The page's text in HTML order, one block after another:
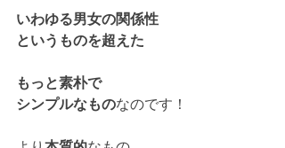
いわゆる男女の関係性
というものを超えた
もっと素朴で
シンプルなものなのです！